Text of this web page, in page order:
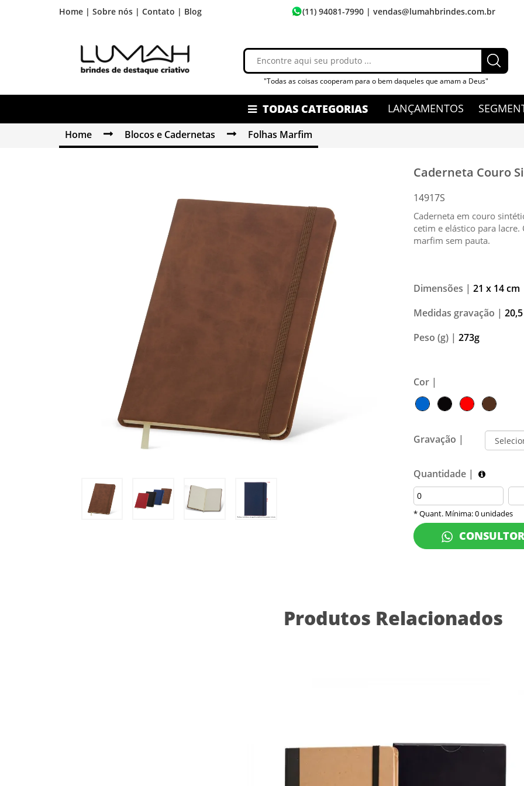
Home | Sobre nós | Contato | Blog (11) 94081-7990| vendas@lumahbrindes.com.br
"Todas as coisas cooperam para o bem daqueles que amam a Deus"
TODAS CATEGORIAS LANÇAMENTOS
Home Blocos e Cadernetas Folhas Marfim
Caderneta Couro
14917S
Caderneta em couro
cetim e elástico para
marfim sem pauta.
Dimensões | 21 x 14 cm
Medidas gravação |
Peso (g) | 273g
Cor |
Gravação |
Quantidade |
* Quant. Mínima: 0 unidades
Produtos Relacionados